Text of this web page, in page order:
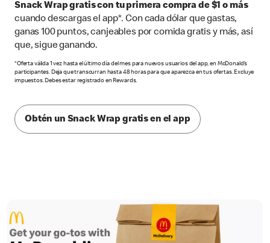
Snack Wrap gratis con tu primera compra de $1 o más
cuando descargas el app*. Con cada dólar que gastas,
ganas 100 puntos, canjeables por comida gratis y más, así
que, sigue ganando.
*Oferta válida 1 vez hasta el último día del mes para nuevos usuarios del app, en McDonald’s
participantes. Deja que transcurran hasta 48 horas para que aparezca en tus ofertas. Excluye
impuestos. Debes estar registrado en Rewards.
Obtén un Snack Wrap gratis en el app